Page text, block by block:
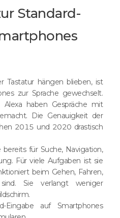
Standard-
Tastatur hängen blieben, ist
zur Sprache gewechselt.
Alexa haben Gespräche mit
Die Genauigkeit der
2015 und 2020 drastisch
für Suche, Navigation,
Für viele Aufgaben ist sie
beim Gehen, Fahren,
Sie verlangt weniger
Eingabe auf Smartphones